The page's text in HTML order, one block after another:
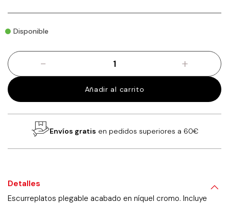
Disponible
-
Escurreplatos
plegable
acabado
en
níquel
cantidad
+
Añadir al carrito
Envíos gratis en pedidos superiores a 60€
Detalles
Escurreplatos plegable acabado en níquel cromo. Incluye